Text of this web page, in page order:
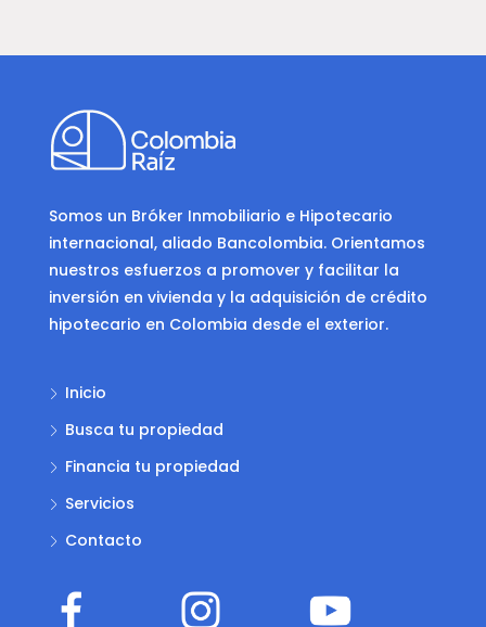
Somos un Bróker Inmobiliario e Hipotecario
internacional, aliado Bancolombia. Orientamos
nuestros esfuerzos a promover y facilitar la
inversión en vivienda y la adquisición de crédito
hipotecario en Colombia desde el exterior.
Inicio
Busca tu propiedad
Financia tu propiedad
Servicios
Contacto